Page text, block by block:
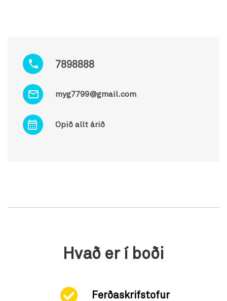
7898888
myg7799@gmail.com
Opið allt árið
Hvað er í boði
Ferðaskrifstofur